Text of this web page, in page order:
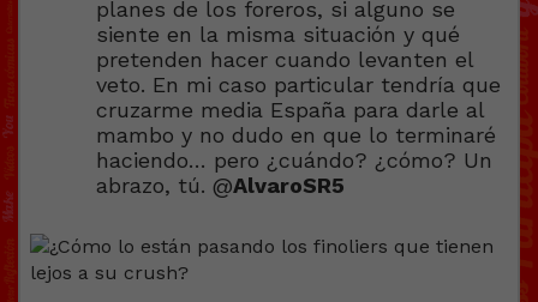
planes de los foreros, si alguno se
siente en la misma situación y qué
pretenden hacer cuando levanten el
veto. En mi caso particular tendría que
cruzarme media España para darle al
mambo y no dudo en que lo terminaré
haciendo… pero ¿cuándo? ¿cómo? Un
abrazo, tú. @AlvaroSR5